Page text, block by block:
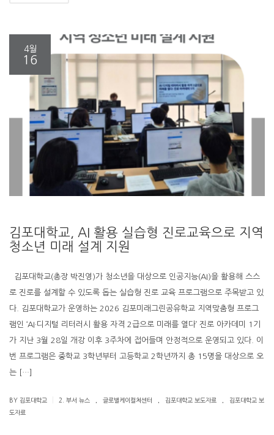
4월
16
김포대학교, AI 활용 실습형 진로교육으로 지역
청소년 미래 설계 지원
김포대학교(총장 박진영)가 청소년을 대상으로 인공지능(AI)을 활용해 스스
로 진로를 설계할 수 있도록 돕는 실습형 진로 교육 프로그램으로 주목받고 있
다. 김포대학교가 운영하는 2026 김포미래그린공유학교 지역맞춤형 프로그
램인 ‘AI·디지털 리터러시 활용 자격 2급으로 미래를 열다’ 진로 아카데미 1기
가 지난 3월 28일 개강 이후 3주차에 접어들며 안정적으로 운영되고 있다. 이
번 프로그램은 중학교 3학년부터 고등학교 2학년까지 총 15명을 대상으로 오
는 […]
BY 김포대학교 2. 부서 뉴스 글로벌케이컬쳐센터 김포대학교 보도자료
김포대학교 보
도자료